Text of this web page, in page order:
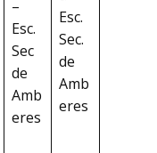
–
Esc.
Sec
de
Amb
eres
Esc.
Sec.
de
Amb
eres